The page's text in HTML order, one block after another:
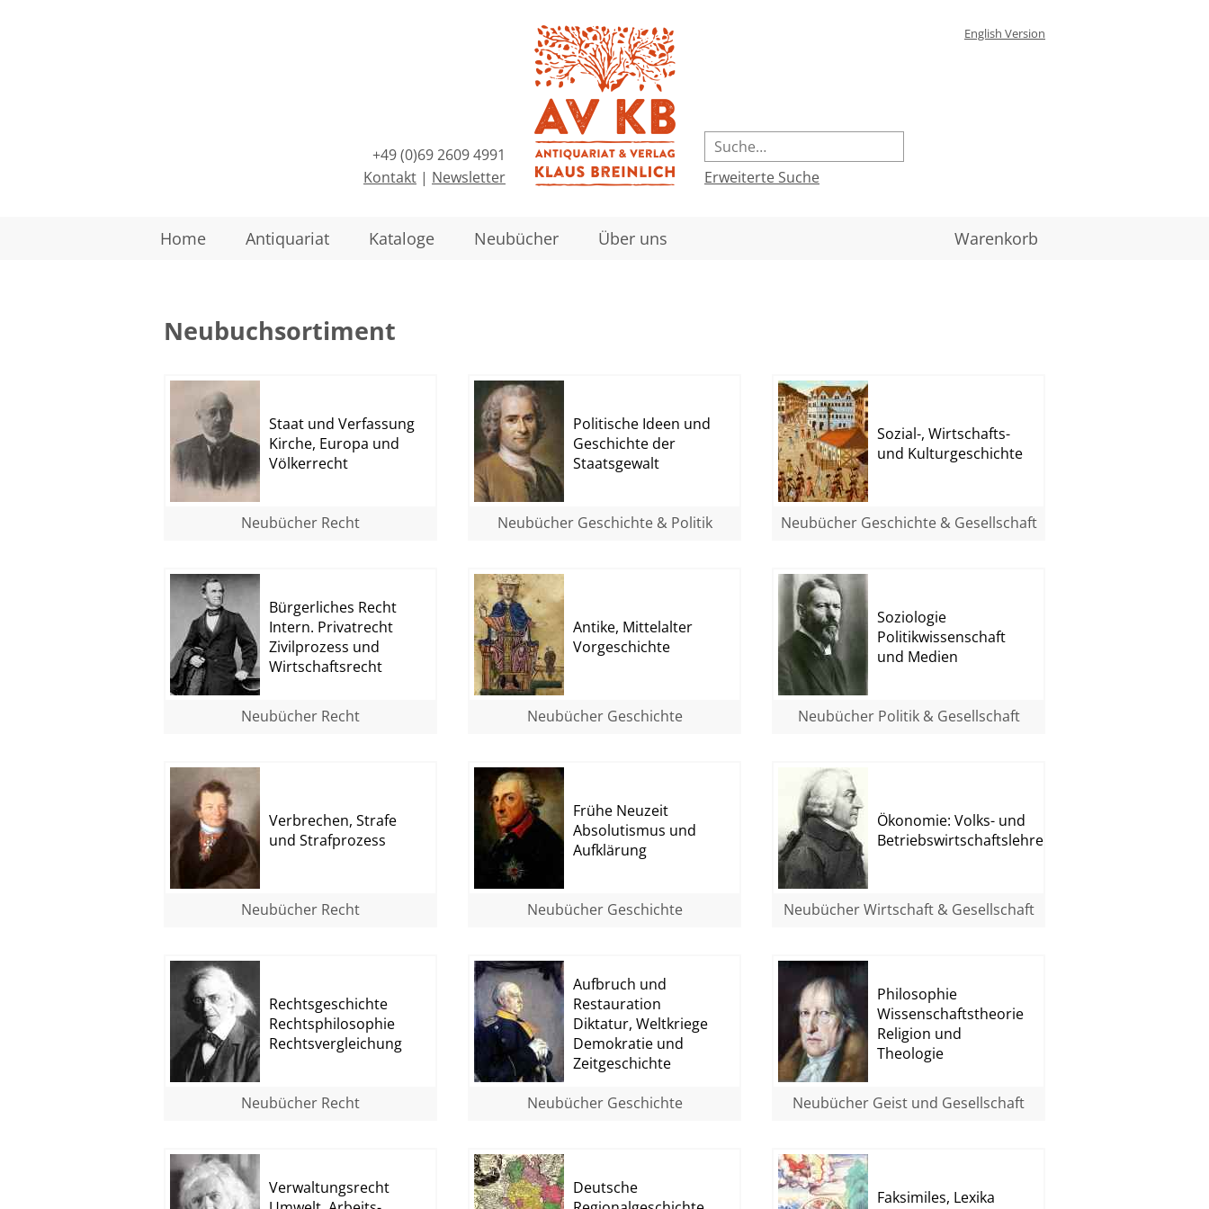
English Version
+49 (0)69 2609 4991
Kontakt | Newsletter Erweiterte Suche
Home Antiquariat Kataloge Neubücher Über uns Warenkorb
Neubuchsortiment
Staat und Verfassung
Kirche, Europa und
Völkerrecht
Neubücher Recht
Politische Ideen und
Geschichte der
Staatsgewalt
Neubücher Geschichte & Politik
Sozial-, Wirtschafts-
und Kulturgeschichte
Neubücher Geschichte & Gesellschaft
Bürgerliches Recht
Intern. Privatrecht
Zivilprozess und
Wirtschaftsrecht
Neubücher Recht
Antike, Mittelalter
Vorgeschichte
Neubücher Geschichte
Soziologie
Politikwissenschaft
und Medien
Neubücher Politik & Gesellschaft
Verbrechen, Strafe
und Strafprozess
Neubücher Recht
Frühe Neuzeit
Absolutismus und
Aufklärung
Neubücher Geschichte
Ökonomie: Volks- und
Betriebswirtschaftslehre
Neubücher Wirtschaft & Gesellschaft
Rechtsgeschichte
Rechtsphilosophie
Rechtsvergleichung
Neubücher Recht
Aufbruch und
Restauration
Diktatur, Weltkriege
Demokratie und
Zeitgeschichte
Neubücher Geschichte
Philosophie
Wissenschaftstheorie
Religion und
Theologie
Neubücher Geist und Gesellschaft
Verwaltungsrecht
Deutsche
Faksimiles, Lexika